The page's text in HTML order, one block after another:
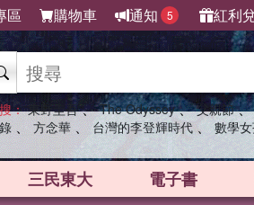
區 購物車 通知 5 紅利
： 東野圭吾 、 The Odyssey 、 父親節 、
、 方念華 、 台灣的李登輝時代 、 數學
三民東大 電子書